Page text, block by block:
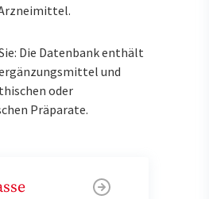
Die Datenbank enthält
und
oder
Präparate.